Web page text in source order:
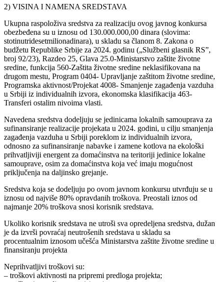
2) VISINA I NAMENA SREDSTAVA
Ukupna raspoloživa sredstva za realizaciju ovog javnog konkursa
obezbeđena su u iznosu od 130.000.000,00 dinara (slovima:
stotinutridesetmilionadinara), u skladu sa članom 8. Zakona o
budžetu Republike Srbije za 2024. godinu („Službeni glasnik RSˮ,
broj 92/23), Razdeo 25, Glava 25.0-Ministarstvo zaštite životne
sredine, funkcija 560-Zaštita životne sredine neklasifikovana na
drugom mestu, Program 0404- Upravljanje zaštitom životne sredine,
Programska aktivnost/Projekat 4008- Smanjenje zagađenja vazduha
u Srbiji iz individualnih izvora, ekonomska klasifikacija 463-
Transferi ostalim nivoima vlasti.
Navedena sredstva dodeljuju se jedinicama lokalnih samouprava za
sufinansiranje realizacije projekata u 2024. godini, u cilju smanjenja
zagađenja vazduha u Srbiji poreklom iz individualnih izvora,
odnosno za sufinansiranje nabavke i zamene kotlova na ekološki
prihvatljiviji energent za domaćinstva na teritoriji jedinice lokalne
samouprave, osim za domaćinstva koja već imaju mogućnost
priključenja na daljinsko grejanje.
Sredstva koja se dodeljuju po ovom javnom konkursu utvrđuju se u
iznosu od najviše 80% opravdanih troškova. Preostali iznos od
najmanje 20% troškova snosi korisnik sredstava.
Ukoliko korisnik sredstava ne utroši sva opredeljena sredstva, dužan
je da izvrši povraćaj neutrošenih sredstava u skladu sa
procentualnim iznosom učešća Ministarstva zaštite životne sredine u
finansiranju projekta
Neprihvatljivi troškovi su:
– troškovi aktivnosti na pripremi predloga projekta;